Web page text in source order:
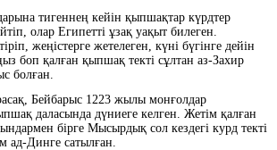
тигеннең кейін қыпшақтар күрдтер
олар Египетті ұзақ уақыт билеген.
жеңістерге жетелеген, күні бүгінге дейін
боп қалған қыпшақ текті сұлтан аз-Захир
болған.
Бейбарыс 1223 жылы монғолдар
даласында дүниеге келген. Жетім қалған
бірге Мысырдық сол кездегі курд текті
ад-Динге сатылған.